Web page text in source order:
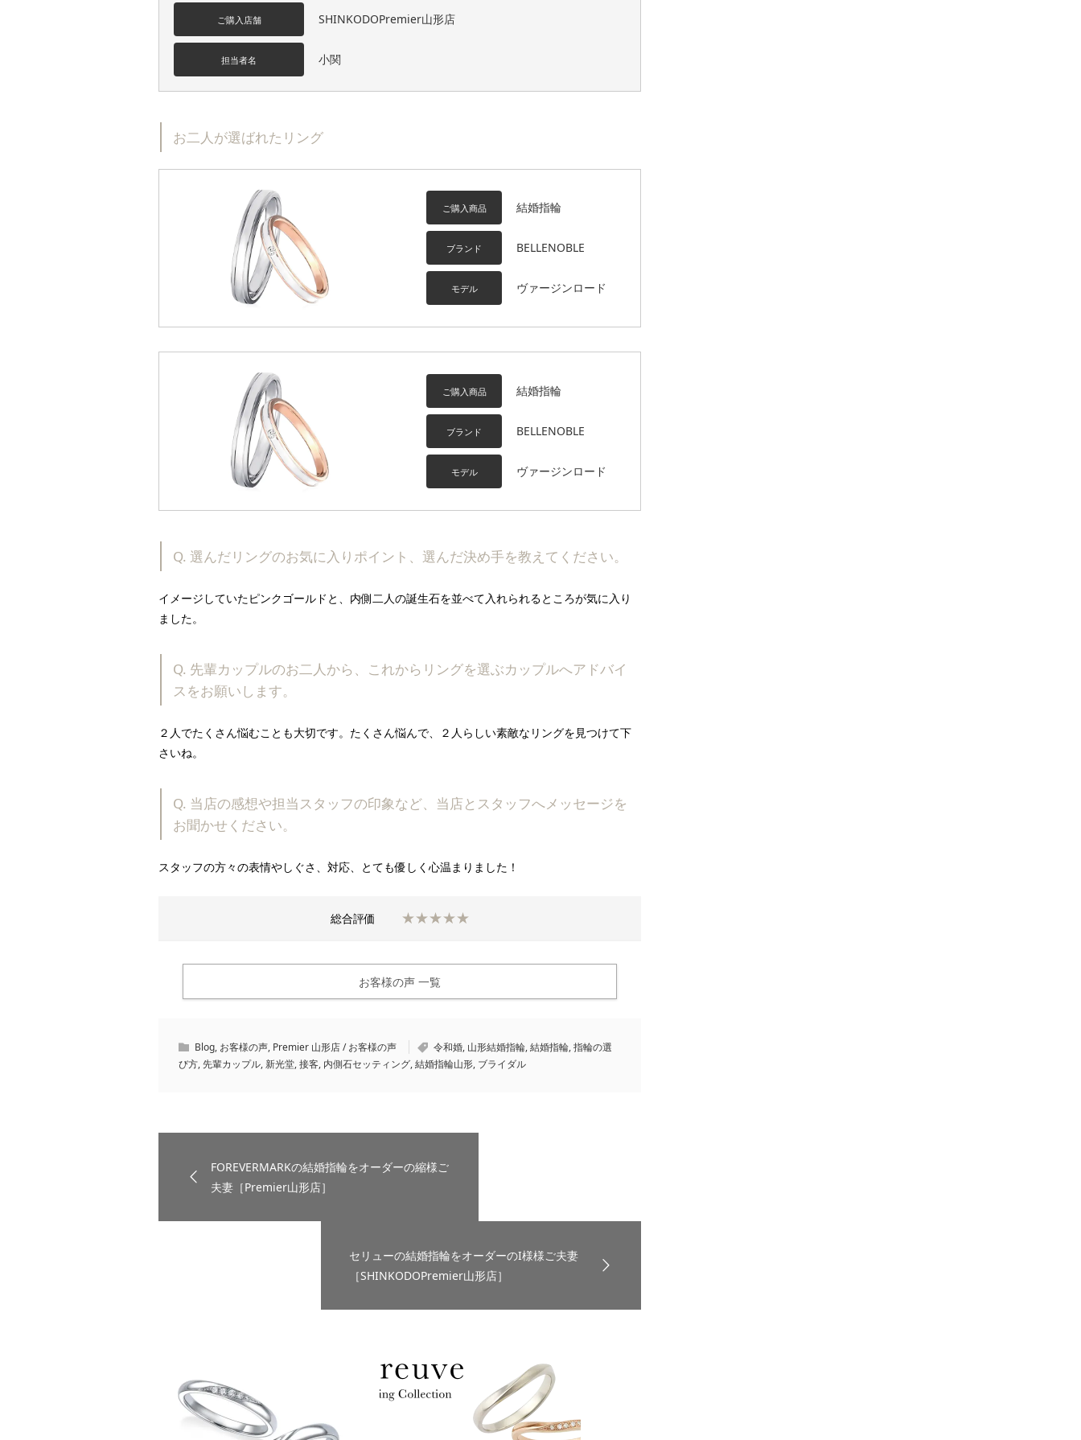
ご購入店舗 SHINKODOPremier山形店
担当者名 小関
お二人が選ばれたリング
ご購入商品 結婚指輪
ブランド BELLENOBLE
モデル ヴァージンロード
ご購入商品 結婚指輪
ブランド BELLENOBLE
モデル ヴァージンロード
Q. 選んだリングのお気に入りポイント、選んだ決め手を教えてください。
イメージしていたピンクゴールドと、内側二人の誕生石を並べて入れられるところが気に入り
ました。
Q. 先輩カップルのお二人から、これからリングを選ぶカップルへアドバイ
スをお願いします。
２人でたくさん悩むことも大切です。たくさん悩んで、２人らしい素敵なリングを見つけて下
さいね。
Q. 当店の感想や担当スタッフの印象など、当店とスタッフへメッセージを
お聞かせください。
スタッフの方々の表情やしぐさ、対応、とても優しく心温まりました！
総合評価 ★★★★★
お客様の声 一覧
Blog, お客様の声, Premier 山形店 / お客様の声 令和婚, 山形結婚指輪,結婚指輪,指輪の選
び方, 先輩カップル,新光堂,接客, 内側石セッティング,結婚指輪山形, ブライダル
FOREVERMARKの結婚指輪をオーダーの縮様ご
夫妻［Premier山形店］
セリューの結婚指輪をオーダーのI様様ご夫妻
［SHINKODOPremier山形店］